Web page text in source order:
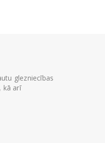
glezniecības
kā arī